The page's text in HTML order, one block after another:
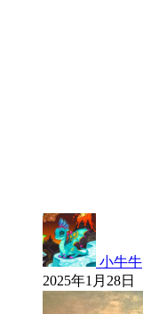
小牛牛
2025年1月28日